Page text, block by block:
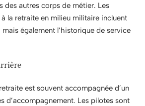
des autres corps de métier. Les
la retraite en milieu militaire incluent
mais également l’historique de service
est souvent accompagnée d’un
d’accompagnement. Les pilotes sont